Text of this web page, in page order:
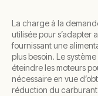
La charge à la
utilisée pour s’adapter
fournissant une
plus besoin. Le
éteindre les moteurs
nécessaire en vue
réduction du carburant